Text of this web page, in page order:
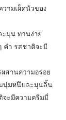
ามเผ็ดนัวของ
ะมุน ทานง่าย
คำ รสชาติจะมี
ผสานความอร่อย
มนุ่มหนึบละมุนลิ้น
จะมีความครีมมี่